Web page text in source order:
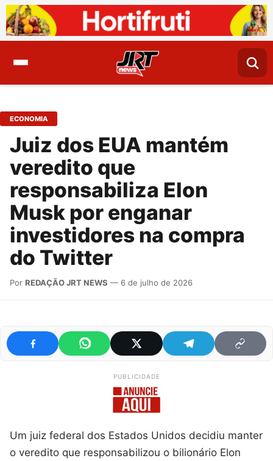
ECONOMIA
Juiz dos EUA mantém
veredito que
responsabiliza Elon
Musk por enganar
investidores na compra
do Twitter
Por REDAÇÃO JRT NEWS — 6 de julho de 2026
PUBLICIDADE
Um juiz federal dos Estados Unidos decidiu manter
o veredito que responsabilizou o bilionário Elon